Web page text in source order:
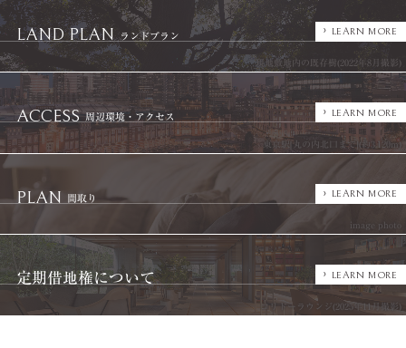
現地敷地内の既存樹(2022年8月撮影)
LAND PLAN ランドプラン LEARN MORE
東京駅[丸の内北口まで](約3,120m)
ACCESS 周辺環境・アクセス LEARN MORE
image photo
PLAN 間取り LEARN MORE
コリドーラウンジ(2025年11月撮影)
定期借地権について LEARN MORE